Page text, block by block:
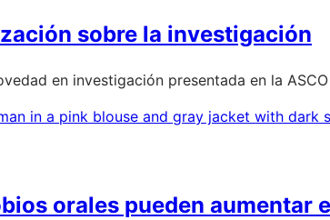
sobre la investigación
en investigación presentada en la
orales pueden aumentar